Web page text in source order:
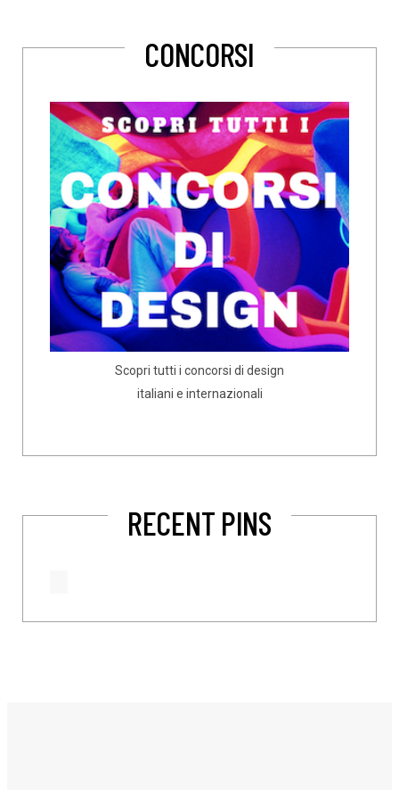
CONCORSI
Scopri tutti i concorsi di design
italiani e internazionali
RECENT PINS